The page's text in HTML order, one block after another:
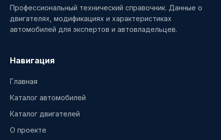
Профессиональный технический справочник. Данные о
двигателях, модификациях и характеристиках
автомобилей для экспертов и автовладельцев.
Навигация
Главная
Каталог автомобилей
Каталог двигателей
О проекте